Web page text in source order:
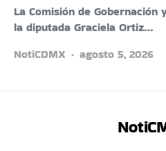
La Comisión de
la diputada Graciela Ortiz…
NotiCDMX
agosto 5, 2026